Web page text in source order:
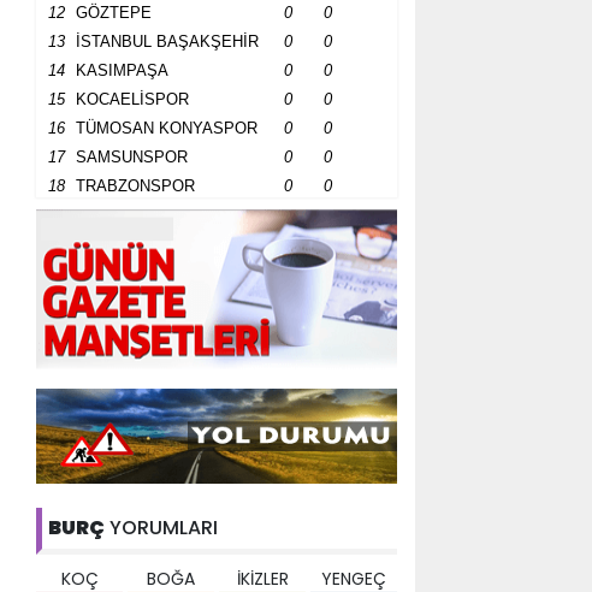
12
GÖZTEPE 0
0
13
İSTANBUL BAŞAKŞEHİR 0
0
14
KASIMPAŞA 0
0
15
KOCAELİSPOR 0
0
16
TÜMOSAN KONYASPOR 0
0
17
SAMSUNSPOR 0
0
18
TRABZONSPOR 0 0
BURÇ YORUMLARI
KOÇ BOĞA İKİZLER YENGEÇ